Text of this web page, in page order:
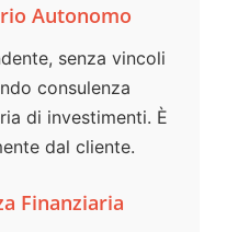
Autonomo
senza vincoli
consulenza
di investimenti. È
dal cliente.
Finanziaria